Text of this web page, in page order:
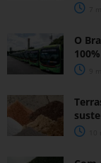
O